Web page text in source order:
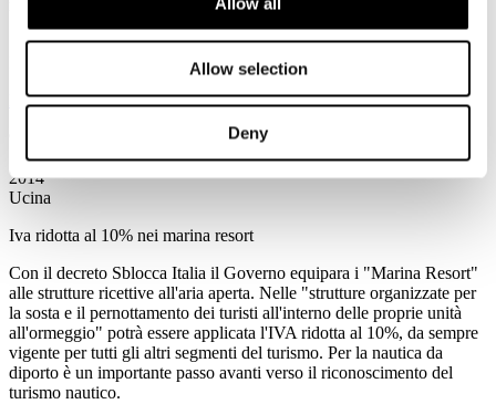
Allow selection
Deny
medici per l'attività sportiva non agonistica"
Squinzi: "situazione drammatica, ma non siamo rassegnati"
Intervento del Presidente all'Assemblea di Unindustria Bologna
Registrati per leggere il seguito...
Settembre
2014
Ucina
Iva ridotta al 10% nei marina resort
Con il decreto Sblocca Italia il Governo equipara i "Marina Resort"
alle strutture ricettive all'aria aperta. Nelle "strutture organizzate per
la sosta e il pernottamento dei turisti all'interno delle proprie unità
all'ormeggio" potrà essere applicata l'IVA ridotta al 10%, da sempre
vigente per tutti gli altri segmenti del turismo. Per la nautica da
diporto è un importante passo avanti verso il riconoscimento del
turismo nautico.